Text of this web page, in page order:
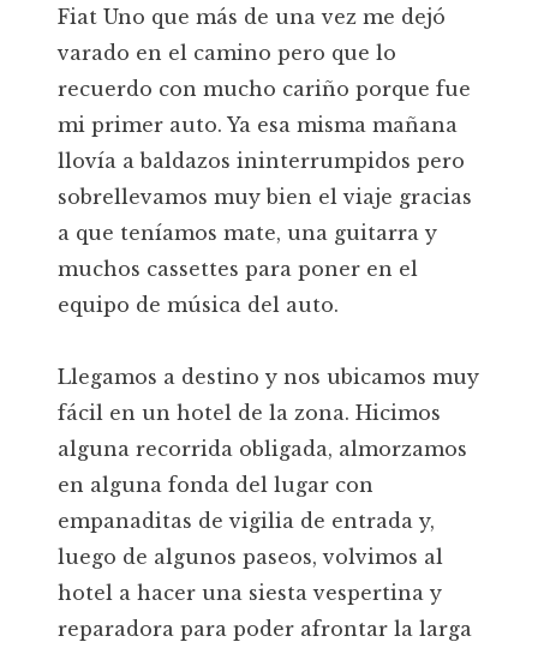
Fiat Uno que más de una vez me dejó
varado en el camino pero que lo
recuerdo con mucho cariño porque fue
mi primer auto. Ya esa misma mañana
llovía a baldazos ininterrumpidos pero
sobrellevamos muy bien el viaje gracias
a que teníamos mate, una guitarra y
muchos cassettes para poner en el
equipo de música del auto.
Llegamos a destino y nos ubicamos muy
fácil en un hotel de la zona. Hicimos
alguna recorrida obligada, almorzamos
en alguna fonda del lugar con
empanaditas de vigilia de entrada y,
luego de algunos paseos, volvimos al
hotel a hacer una siesta vespertina y
reparadora para poder afrontar la larga